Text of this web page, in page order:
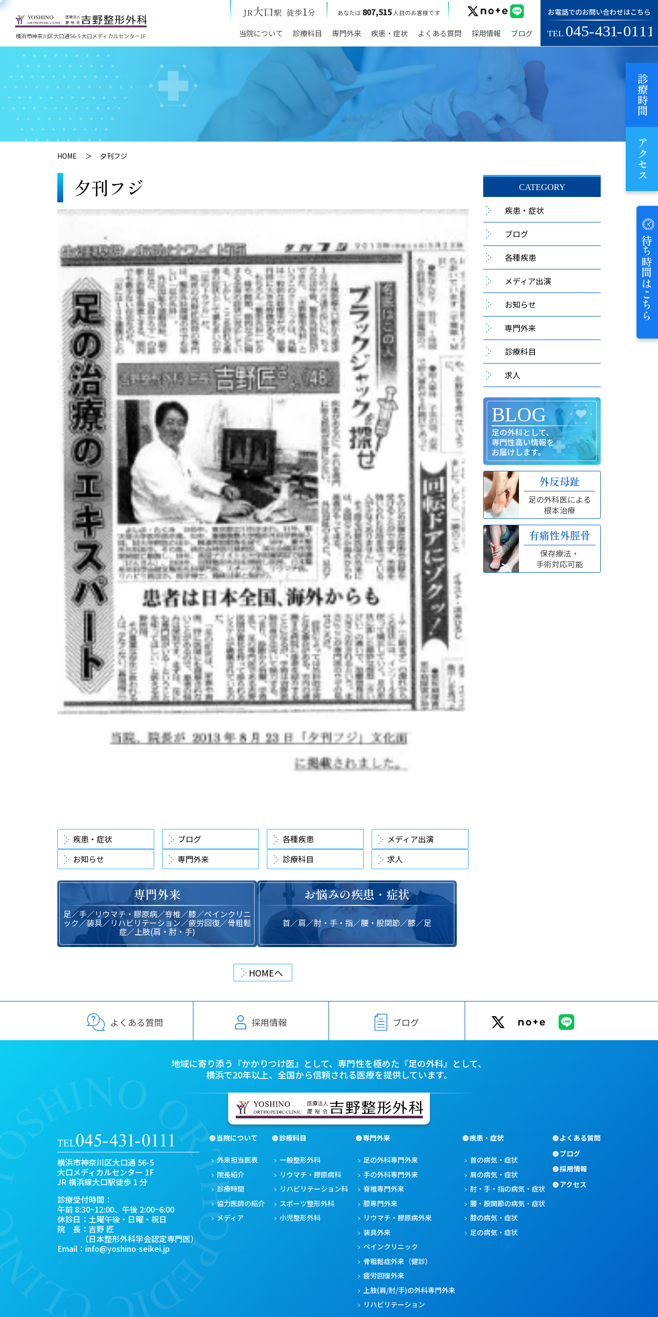
横浜市神奈川区大口通56-5 大口メディカルセンター1F
JR大口駅 徒歩1分 あなたは 807,515 人目のお客様です
当院について 診療科目 専門外来 疾患・症状 よくある質問 採用情報 ブログ
お電話でのお問い合わせはこちら
診療時間
アクセス
待ち時間はこちら
HOME 夕刊フジ
夕刊フジ
疾患・症状 ブログ 各種疾患
メディア出演
お知らせ
専門外来 診療科目 求人
専門外来
足／手／リウマチ・膠原病／脊椎／膝／ペインクリニ
ック／装具／リハビリテーション／疲労回復／骨粗鬆
症／上肢(肩・肘・手)
お悩みの疾患・症状
首／肩／肘・手・指／腰・股関節／膝／足
HOMEへ
疾患・症状
ブログ
各種疾患
メディア出演
お知らせ
専門外来
診療科目
求人
足の外科として、
専門性高い情報を
お届けします。
外反母趾
足の外科医による
根本治療
有痛性外脛骨
保存療法・
手術対応可能
よくある質問 採用情報 ブログ
地域に寄り添う『かかりつけ医』として、 専門性を極めた『足の外科』として、
横浜で20年以上、 全国から信頼される医療を提供しています。
横浜市神奈川区大口通 56-5
大口メディカルセンター 1F
JR 横浜線大口駅徒歩 1 分
診療受付時間：
午前 8:30~12:00、午後 2:00~6:00
休診日：土曜午後・日曜・祝日
院 長：吉野 匠
（日本整形外科学会認定専門医）
Email： info@yoshino-seikei.jp
当院について
外来担当医表
院長紹介
診療時間
協力医師の紹介
メディア
診療科目
一般整形外科
リウマチ・膠原病科
リハビリテーション科
スポーツ整形外科
小児整形外科
専門外来
足の外科専門外来
手の外科専門外来
脊椎専門外来
膝専門外来
リウマチ・膠原病外来
装具外来
ペインクリニック
骨粗鬆症外来（健診）
疲労回復外来
上肢(肩/肘/手)の外科専門外来
リハビリテーション
疾患・症状
首の病気・症状
肩の病気・症状
肘・手・指の病気・症状
腰・股関節の病気・症状
膝の病気・症状
足の病気・症状
よくある質問
ブログ
採用情報
アクセス